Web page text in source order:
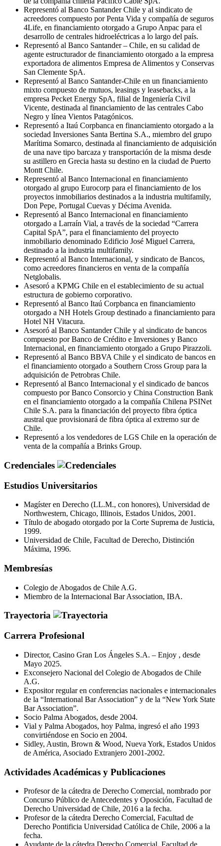
Representó al Banco Santander Chile y al sindicato de
acreedores compuesto por Penta Vida y compañía de seguros
4Life, en financiamiento otorgado a Grupo Anpac para el
desarrollo de centrales hidroeléctricas a lo largo del país.
Representó al Banco Santander – Chile, en su calidad de
agente estructurador de financiamiento otorgado a la empresa
exportadora de alimentos Empresa de Alimentos y Conservas
San Clemente SpA.
Representó al Banco Santander-Chile en un financiamiento
mixto compuesto de mutuos, leasings y leasebacks, a la
empresa Pecket Energy SpA, filial de Ingeniería Civil
Vicente, destinada al financiamiento de las centrales Cabo
Negro y línea Vientos Patagónicos.
Representó a Itaú Corpbanca en financiamiento otorgado a la
sociedad Inversiones Santa Bertina S.A., miembro del grupo
Marítima Somarco, destinada al financiamiento de adquisición
de una nave tipo barcaza y transportación de la misma desde
su astillero en Grecia hasta su destino en la ciudad de Puerto
Montt Chile.
Representó al Banco Internacional en financiamiento
otorgado al grupo Eurocorp para el financiamiento de los
proyectos inmobiliarios destinados a la industria multifamily,
Don Pepe, Portugal Cuevas y Décima Avenida.
Representó al Banco Internacional en financiamiento
otorgado a Larraín Vial, a través de la sociedad “Carrera
Capital SpA”, para el financiamiento del proyecto
inmobiliario denominado Edificio José Miguel Carrera,
destinado a la industria multifamily.
Representó al Banco Internacional, y sindicato de Bancos,
como acreedores financieros en venta de la compañía
Netglobalis.
Asesoró a KPMG Chile en el establecimiento de su actual
estructura de gobierno corporativo.
Representó al Banco Itaú Corpbanca en financiamiento
otorgado a NH Hotels Group destinado a financiamiento para
Hotel NH Vitacura.
Asesoró al Banco Santander Chile y al sindicato de bancos
compuesto por Banco de Crédito e Inversiones y Banco
Internacional, en financiamiento otorgado a Grupo Pirazzoli.
Representó al Banco BBVA Chile y el sindicato de bancos en
el financiamiento otorgado a Southern Cross Group para la
adquisición de Petrobras Chile.
Representó al Banco Internacional y el sindicado de bancos
compuesto por Banco Consorcio y China Construction Bank
en el financiamiento otorgado a la compañía Chilena PSINet
Chile S.A. para la financiación del proyecto fibra óptica
austral que provisionará de fibra óptica al extremo sur de
Chile.
Representó a los vendedores de LGS Chile en la operación de
venta de la compañía a Brinks Group.
Credenciales
Estudios Universitarios
Magíster en Derecho (LL.M., con honores), Universidad de
Northwestern, Chicago, Illinois, Estados Unidos, 2001.
Título de abogado otorgado por la Corte Suprema de Justicia,
1999.
Universidad de Chile, Facultad de Derecho, Distinción
Máxima, 1996.
Membresías
Colegio de Abogados de Chile A.G.
Miembro de la Internacional Bar Association, IBA.
Trayectoria
Carrera Profesional
Director, Casino Gran Los Ángeles S.A. – Enjoy , desde
Mayo 2025.
Exconsejero Nacional del Colegio de Abogados de Chile
A.G.
Expositor regular en conferencias nacionales e internacionales
de la “International Bar Association” y de la “New York State
Bar Association”.
Socio Palma Abogados, desde 2004.
Vial y Palma Abogados, hoy Palma, ingresó el año 1993
convirtiéndose en Socio en 2004.
Sidley, Austin, Brown & Wood, Nueva York, Estados Unidos
de América, Asociado Extranjero 2001-2002.
Actividades Académicas y Publicaciones
Profesor de la cátedra de Derecho Comercial, nombrado por
Concurso Público de Antecedentes y Oposición, Facultad de
Derecho Universidad de Chile, 2016 a la fecha.
Profesor de la cátedra Derecho Comercial, Facultad de
Derecho Pontificia Universidad Católica de Chile, 2006 a la
fecha.